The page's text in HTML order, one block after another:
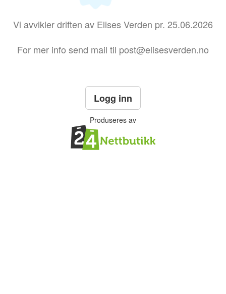
Vi avvikler driften av Elises Verden pr. 25.06.2026
For mer info send mail til post@elisesverden.no
Logg inn
Produseres av